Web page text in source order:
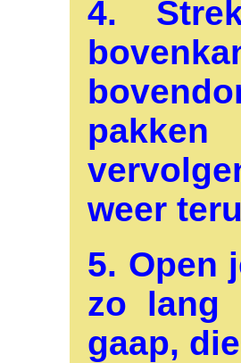
4.
weer
5. Open
zo lang
gaap,